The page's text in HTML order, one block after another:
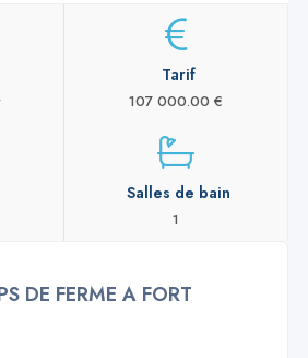
Tarif
107 000.00 €
Salles de bain
1
DE FERME A FORT